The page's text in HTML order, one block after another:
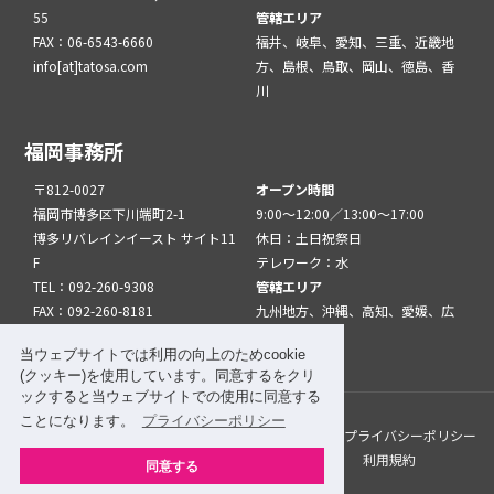
当ウェブサイトでは利用の向上のためcookie
(クッキー)を使用しています。同意するをクリ
ックすると当ウェブサイトでの使用に同意する
ことになります。
プライバシーポリシー
同意する
55
FAX：06-6543-6660
info[at]tatosa.com
管轄エリア
福井、岐阜、愛知、三重、近畿地
方、島根、鳥取、岡山、徳島、香
川
福岡事務所
〒812-0027
福岡市博多区下川端町2-1
博多リバレインイースト サイト11
F
TEL：092-260-9308
FAX：092-260-8181
オープン時間
9:00～12:00／13:00～17:00
休日：土日祝祭日
テレワーク：水
管轄エリア
九州地方、沖縄、高知、愛媛、広
このサイトについて
プライバシーポリシー
サイトマップ
関係機関・団体について 利用規約